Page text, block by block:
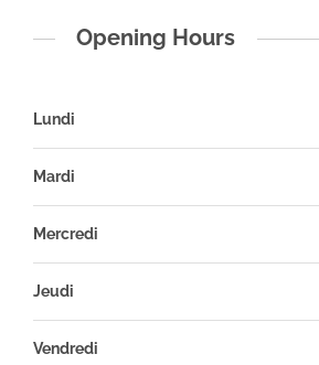
Opening Hours
Lundi
Mardi
Mercredi
Jeudi
Vendredi